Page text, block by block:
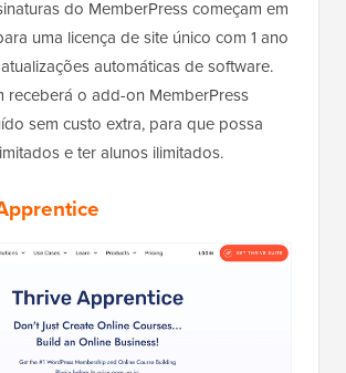
do MemberPress começam em
uma licença de site único com 1 ano
automáticas de software.
receberá o add-on MemberPress
sem custo extra, para que possa
e ter alunos ilimitados.